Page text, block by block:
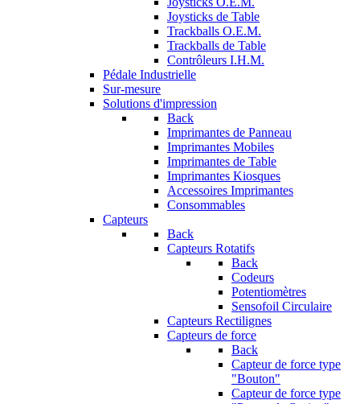
Joysticks de Table
Trackballs O.E.M.
Trackballs de Table
Contrôleurs I.H.M.
Pédale Industrielle
Sur-mesure
Solutions d'impression
Back
Imprimantes de Panneau
Imprimantes Mobiles
Imprimantes de Table
Imprimantes Kiosques
Accessoires Imprimantes
Consommables
Capteurs
Back
Capteurs Rotatifs
Back
Codeurs
Potentiomètres
Sensofoil Circulaire
Capteurs Rectilignes
Capteurs de force
Back
Capteur de force type
"Bouton"
Capteur de force type